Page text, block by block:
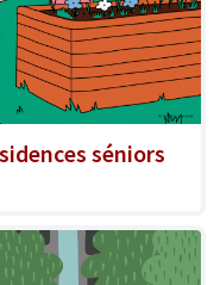
séniors